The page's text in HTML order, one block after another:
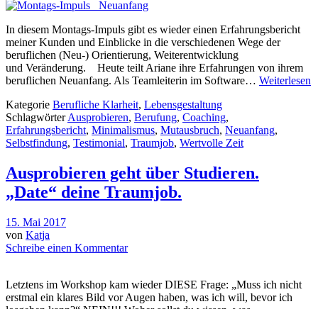
In diesem Montags-Impuls gibt es wieder einen Erfahrungsbericht
meiner Kunden und Einblicke in die verschiedenen Wege der
beruflichen (Neu-) Orientierung, Weiterentwicklung
und Veränderung. Heute teilt Ariane ihre Erfahrungen von ihrem
beruflichen Neuanfang. Als Teamleiterin im Software… Weiterlesen
Kategorie Berufliche Klarheit, Lebensgestaltung
SchlagwörterAusprobieren, Berufung, Coaching,
Erfahrungsbericht, Minimalismus, Mutausbruch, Neuanfang,
Selbstfindung, Testimonial, Traumjob, Wertvolle Zeit
Ausprobieren geht über Studieren.
„Date“ deine Traumjob.
15. Mai 2017
von Katja
Schreibe einen Kommentar
Letztens im Workshop kam wieder DIESE Frage: „Muss ich nicht
erstmal ein klares Bild vor Augen haben, was ich will, bevor ich